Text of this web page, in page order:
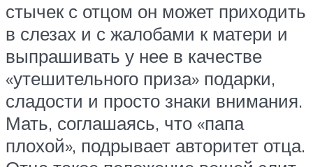
стычек с отцом он может приходить
в слезах и с жалобами к матери и
выпрашивать у нее в качестве
«утешительного приза» подарки,
сладости и просто знаки внимания.
Мать, соглашаясь, что «папа
плохой», подрывает авторитет отца.